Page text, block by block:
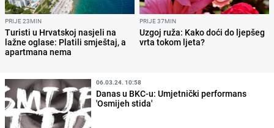
PRIJE 23MIN
Turisti u Hrvatskoj nasjeli na
lažne oglase: Platili smještaj, a
apartmana nema
PRIJE 37MIN
Uzgoj ruža: Kako doći do ljepšeg
vrta tokom ljeta?
06.03.24. 10:58
Danas u BKC-u: Umjetnički performans
'Osmijeh stida'